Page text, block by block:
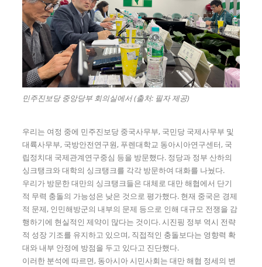
민주진보당 중앙당부 회의실에서 (출처: 필자 제공)
우리는 여정 중에 민주진보당 중국사무부, 국민당 국제사무부 및
대륙사무부, 국방안전연구원, 푸렌대학교 동아시아연구센터, 국
립정치대 국제관계연구중심 등을 방문했다. 정당과 정부 산하의
싱크탱크와 대학의 싱크탱크를 각각 방문하여 대화를 나눴다.
우리가 방문한 대만의 싱크탱크들은 대체로 대만 해협에서 단기
적 무력 충돌의 가능성은 낮은 것으로 평가했다. 현재 중국은 경제
적 문제, 인민해방군의 내부의 문제 등으로 인해 대규모 전쟁을 감
행하기에 현실적인 제약이 많다는 것이다. 시진핑 정부 역시 전략
적 성장 기조를 유지하고 있으며, 직접적인 충돌보다는 영향력 확
대와 내부 안정에 방점을 두고 있다고 진단했다.
이러한 분석에 따르면, 동아시아 시민사회는 대만 해협 정세의 변